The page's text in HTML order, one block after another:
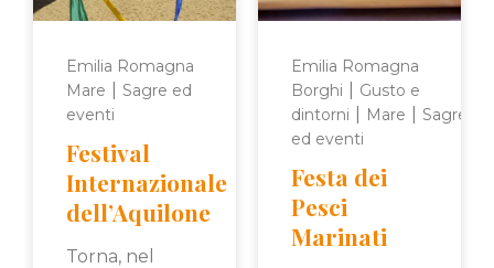
Emilia Romagna
Mare
Sagre ed
eventi
Festival
Internazionale
dell’Aquilone
Torna, nel
Emilia Romagna
Borghi
Gusto e
dintorni
Mare
Sagre
ed eventi
Festa dei
Pesci
Marinati